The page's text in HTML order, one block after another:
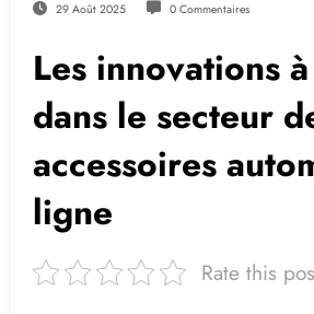
29 Août 2025 0 Commentaires
Les innovations
dans le secteur
accessoires
ligne
Rate this